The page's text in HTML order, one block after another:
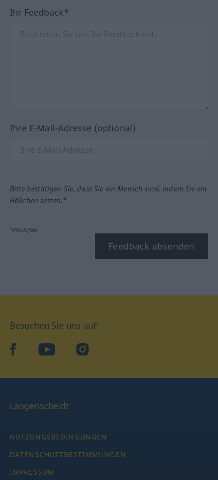
Ihr Feedback*
Ihre E-Mail-Adresse (optional)
Bitte bestätigen Sie, dass Sie ein Mensch sind, indem Sie ein
Häkchen setzen.*
*Pflichtfeld
Feedback absenden
Besuchen Sie uns auf:
facebookYouTube Instagram
Langenscheidt
NUTZUNGSBEDINGUNGEN
DATENSCHUTZBESTIMMUNGEN
IMPRESSUM